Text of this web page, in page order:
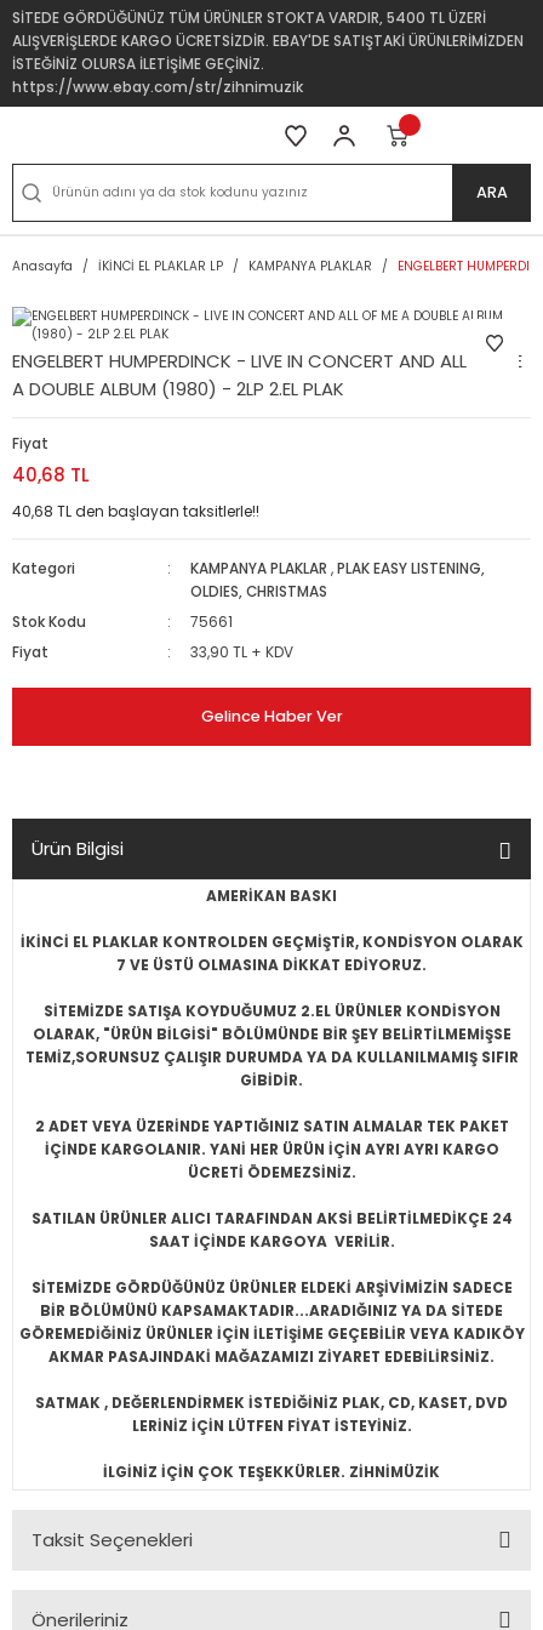
SİTEDE GÖRDÜĞÜNÜZ TÜM ÜRÜNLER STOKTA VARDIR, 5400 TL ÜZERİ
ALIŞVERİŞLERDE KARGO ÜCRETSİZDİR. EBAY'DE SATIŞTAKİ ÜRÜNLERİMİZDEN
İSTEĞİNİZ OLURSA İLETİŞİME GEÇİNİZ.
https://www.ebay.com/str/zihnimuzik
ARA
Anasayfa İKİNCİ EL PLAKLAR LP KAMPANYA PLAKLAR ENGELBERT
ENGELBERT HUMPERDINCK - LIVE IN CONCERT AND ALL OF ME
A DOUBLE ALBUM (1980) - 2LP 2.EL PLAK
Fiyat
40,68 TL
40,68 TL den başlayan taksitlerle!!
Kategori KAMPANYA PLAKLAR ,PLAK EASY LISTENING,
OLDIES, CHRISTMAS
Stok Kodu
75661
Fiyat
33,90 TL + KDV
Gelince Haber Ver
Ürün Bilgisi
AMERİKAN BASKI
İKİNCİ EL PLAKLAR KONTROLDEN GEÇMİŞTİR, KONDİSYON OLARAK
7 VE ÜSTÜ OLMASINA DİKKAT EDİYORUZ.
SİTEMİZDE SATIŞA KOYDUĞUMUZ 2.EL ÜRÜNLER KONDİSYON
OLARAK, "ÜRÜN BİLGİSİ" BÖLÜMÜNDE BİR ŞEY BELİRTİLMEMİŞSE
TEMİZ,SORUNSUZ ÇALIŞIR DURUMDA YA DA KULLANILMAMIŞ SIFIR
GİBİDİR.
2 ADET VEYA ÜZERİNDE YAPTIĞINIZ SATIN ALMALAR TEK PAKET
İÇİNDE KARGOLANIR. YANİ HER ÜRÜN İÇİN AYRI AYRI KARGO
ÜCRETİ ÖDEMEZSİNİZ.
SATILAN ÜRÜNLER ALICI TARAFINDAN AKSİ BELİRTİLMEDİKÇE 24
SAAT İÇİNDE KARGOYA VERİLİR.
SİTEMİZDE GÖRDÜĞÜNÜZ ÜRÜNLER ELDEKİ ARŞİVİMİZİN SADECE
BİR BÖLÜMÜNÜ KAPSAMAKTADIR...ARADIĞINIZ YA DA SİTEDE
GÖREMEDİĞİNİZ ÜRÜNLER İÇİN İLETİŞİME GEÇEBİLİR VEYA KADIKÖY
AKMAR PASAJINDAKİ MAĞAZAMIZI ZİYARET EDEBİLİRSİNİZ.
SATMAK , DEĞERLENDİRMEK İSTEDİĞİNİZ PLAK, CD, KASET, DVD
LERİNİZ İÇİN LÜTFEN FİYAT İSTEYİNİZ.
İLGİNİZ İÇİN ÇOK TEŞEKKÜRLER. ZİHNİMÜZİK
Taksit Seçenekleri
Önerileriniz